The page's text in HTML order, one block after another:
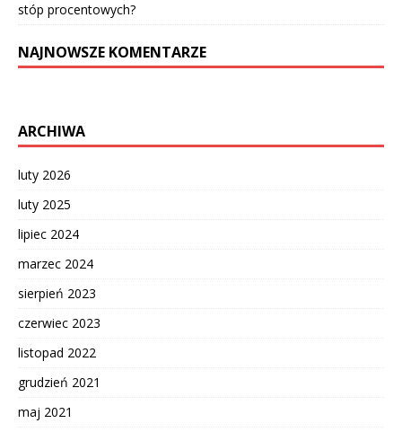
stóp procentowych?
NAJNOWSZE KOMENTARZE
ARCHIWA
luty 2026
luty 2025
lipiec 2024
marzec 2024
sierpień 2023
czerwiec 2023
listopad 2022
grudzień 2021
maj 2021